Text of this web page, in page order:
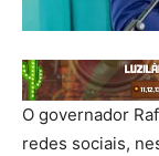
O governador
redes sociais,